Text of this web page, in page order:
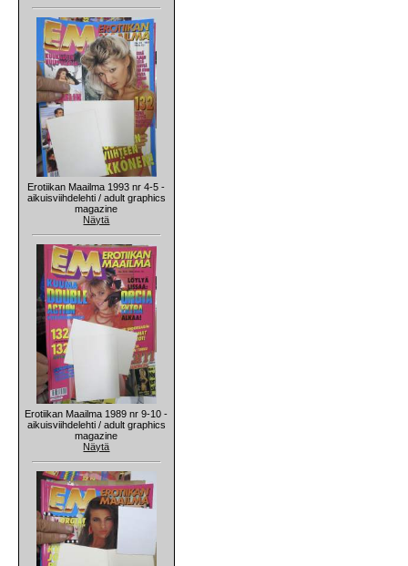
Erotiikan Maailma 1993 nr 4-5 -
aikuisviihdelehti / adult graphics
magazine
Näytä
Erotiikan Maailma 1989 nr 9-10 -
aikuisviihdelehti / adult graphics
magazine
Näytä